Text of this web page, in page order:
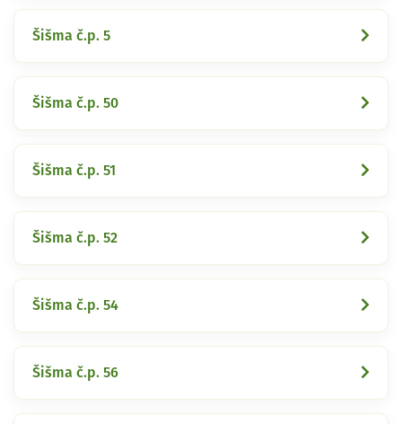
Šišma č.p. 5
Šišma č.p. 50
Šišma č.p. 51
Šišma č.p. 52
Šišma č.p. 54
Šišma č.p. 56